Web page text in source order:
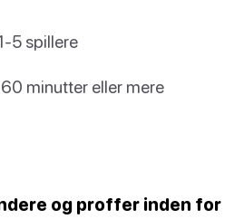
5 spillere
minutter eller mere
og proffer inden for